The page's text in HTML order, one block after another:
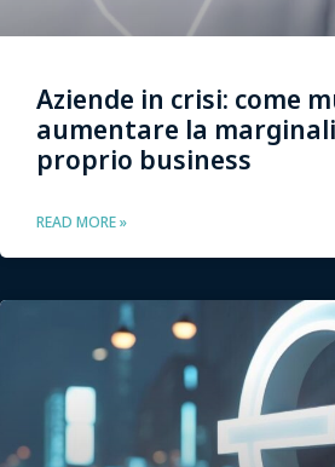
Aziende in crisi: come
aumentare la
proprio business
READ MORE »